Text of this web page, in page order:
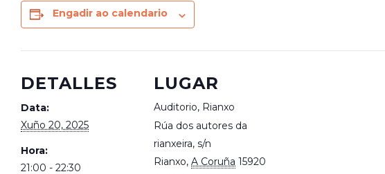
Engadir ao calendario
DETALLES
Data:
Xuño 20, 2025
Hora:
21:00 - 22:30
LUGAR
Auditorio, Rianxo
Rúa dos autores da
rianxeira, s/n
Rianxo, A Coruña 15920